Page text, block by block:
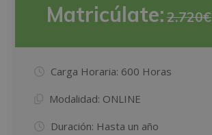
Matricúlate:2.720€
Carga Horaria: 600 Horas
Modalidad: ONLINE
Duración: Hasta un año